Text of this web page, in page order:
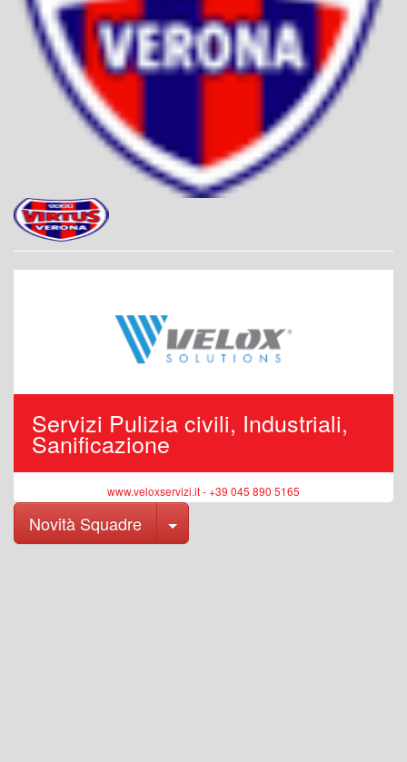
Servizi Pulizia civili, Industriali,
Sanificazione
www.veloxservizi.it - +39 045 890 5165
Novità Squadre Toggle Dropdown